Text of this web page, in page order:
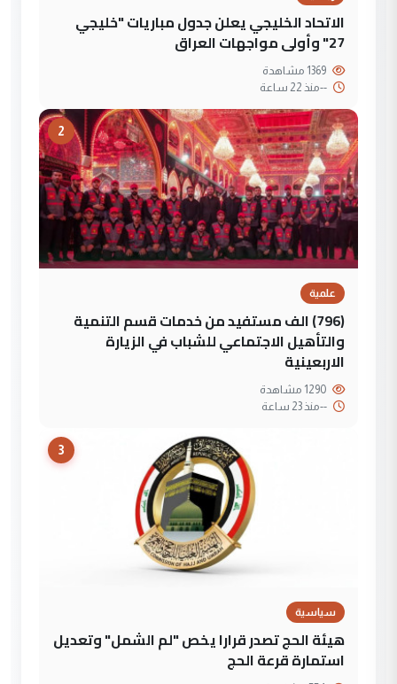
الاتحاد الخليجي يعلن جدول مباريات "خليجي
27" وأولى مواجهات العراق
--منذ 22 ساعة
2
علمية
(796) الف مستفيد من خدمات قسم التنمية
والتأهيل الاجتماعي للشباب في الزيارة
الاربعينية
--منذ 23 ساعة
3
سياسية
هيئة الحج تصدر قرارا يخص "لم الشمل" وتعديل
استمارة قرعة الحج